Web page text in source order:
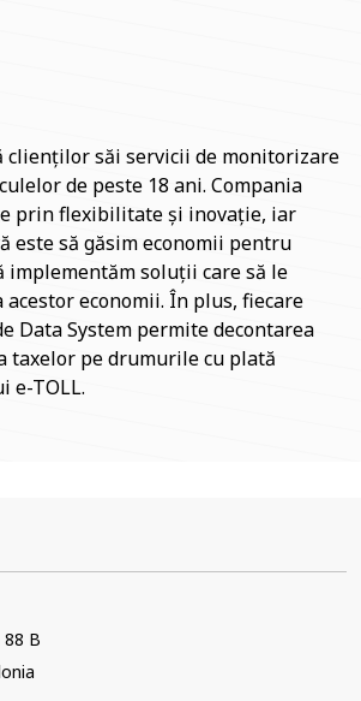
clienților săi servicii de monitorizare
de peste 18 ani. Compania
prin flexibilitate și inovație, iar
este să găsim economii pentru
soluții care să le
economii. În plus, fiecare
Data System permite decontarea
taxelor pe drumurile cu plată
e-TOLL.
88 B